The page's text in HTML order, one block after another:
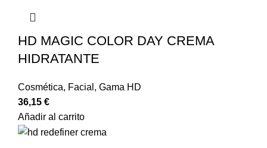
HD MAGIC COLOR DAY CREMA
HIDRATANTE
Cosmética, Facial , Gama HD
36,15 €
Añadir al carrito